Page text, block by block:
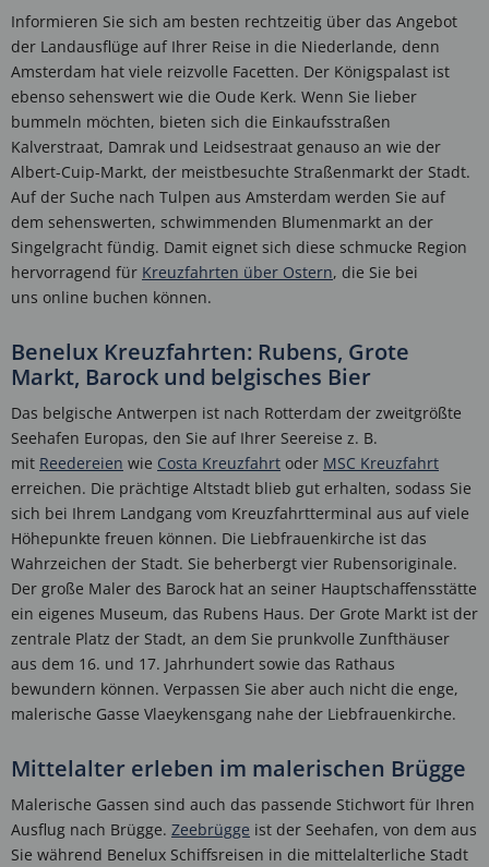
Informieren Sie sich am besten rechtzeitig über das Angebot
der Landausflüge auf Ihrer Reise in die Niederlande, denn
Amsterdam hat viele reizvolle Facetten. Der Königspalast ist
ebenso sehenswert wie die Oude Kerk. Wenn Sie lieber
bummeln möchten, bieten sich die Einkaufsstraßen
Kalverstraat, Damrak und Leidsestraat genauso an wie der
Albert-Cuip-Markt, der meistbesuchte Straßenmarkt der Stadt.
Auf der Suche nach Tulpen aus Amsterdam werden Sie auf
dem sehenswerten, schwimmenden Blumenmarkt an der
Singelgracht fündig. Damit eignet sich diese schmucke Region
hervorragend für Kreuzfahrten über Ostern, die Sie bei
uns online buchen können.
Benelux Kreuzfahrten: Rubens, Grote
Markt, Barock und belgisches Bier
Das belgische Antwerpen ist nach Rotterdam der zweitgrößte
Seehafen Europas, den Sie auf Ihrer Seereise z. B.
mit Reedereien wie Costa Kreuzfahrt oder MSC Kreuzfahrt
erreichen. Die prächtige Altstadt blieb gut erhalten, sodass Sie
sich bei Ihrem Landgang vom Kreuzfahrtterminal aus auf viele
Höhepunkte freuen können. Die Liebfrauenkirche ist das
Wahrzeichen der Stadt. Sie beherbergt vier Rubensoriginale.
Der große Maler des Barock hat an seiner Hauptschaffensstätte
ein eigenes Museum, das Rubens Haus. Der Grote Markt ist der
zentrale Platz der Stadt, an dem Sie prunkvolle Zunfthäuser
aus dem 16. und 17. Jahrhundert sowie das Rathaus
bewundern können. Verpassen Sie aber auch nicht die enge,
malerische Gasse Vlaeykensgang nahe der Liebfrauenkirche.
Mittelalter erleben im malerischen Brügge
Malerische Gassen sind auch das passende Stichwort für Ihren
Ausflug nach Brügge. Zeebrügge ist der Seehafen, von dem aus
Sie während Benelux Schiffsreisen in die mittelalterliche Stadt